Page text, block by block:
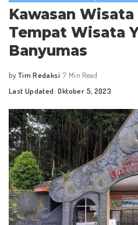
Kawasan
Tempat Wisata
Banyumas
Posted
by
by Tim Redaksi 7 Min Read
Last Updated: Oktober 5, 2023